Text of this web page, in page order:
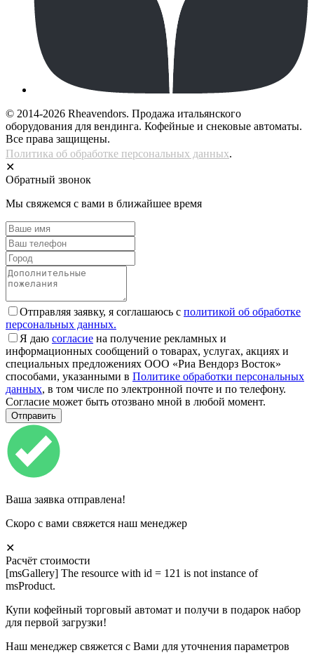
© 2014-2026 Rheavendors. Продажа итальянского
оборудования для вендинга. Кофейные и снековые автоматы.
Все права защищены.
Политика об обработке персональных данных.
✕
Обратный звонок
Мы свяжемся с вами в ближайшее время
Отправляя заявку, я соглашаюсь с политикой об обработке
персональных данных.
Я даю согласие на получение рекламных и
информационных сообщений о товарах, услугах, акциях и
специальных предложениях ООО «Риа Вендорз Восток»
способами, указанными в Политике обработки персональных
данных, в том числе по электронной почте и по телефону.
Согласие может быть отозвано мной в любой момент.
Ваша заявка отправлена!
Скоро с вами свяжется наш менеджер
✕
Расчёт стоимости
[msGallery] The resource with id = 121 is not instance of
msProduct.
Купи кофейный торговый автомат и получи в подарок набор
для первой загрузки!
Наш менеджер свяжется с Вами для уточнения параметров